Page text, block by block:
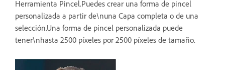
Herramienta Pincel.Puedes crear una forma de pincel
personalizada a partir de\nuna Capa completa o de una
selección.Una forma de pincel personalizada puede
tener\nhasta 2500 píxeles por 2500 píxeles de tamaño.